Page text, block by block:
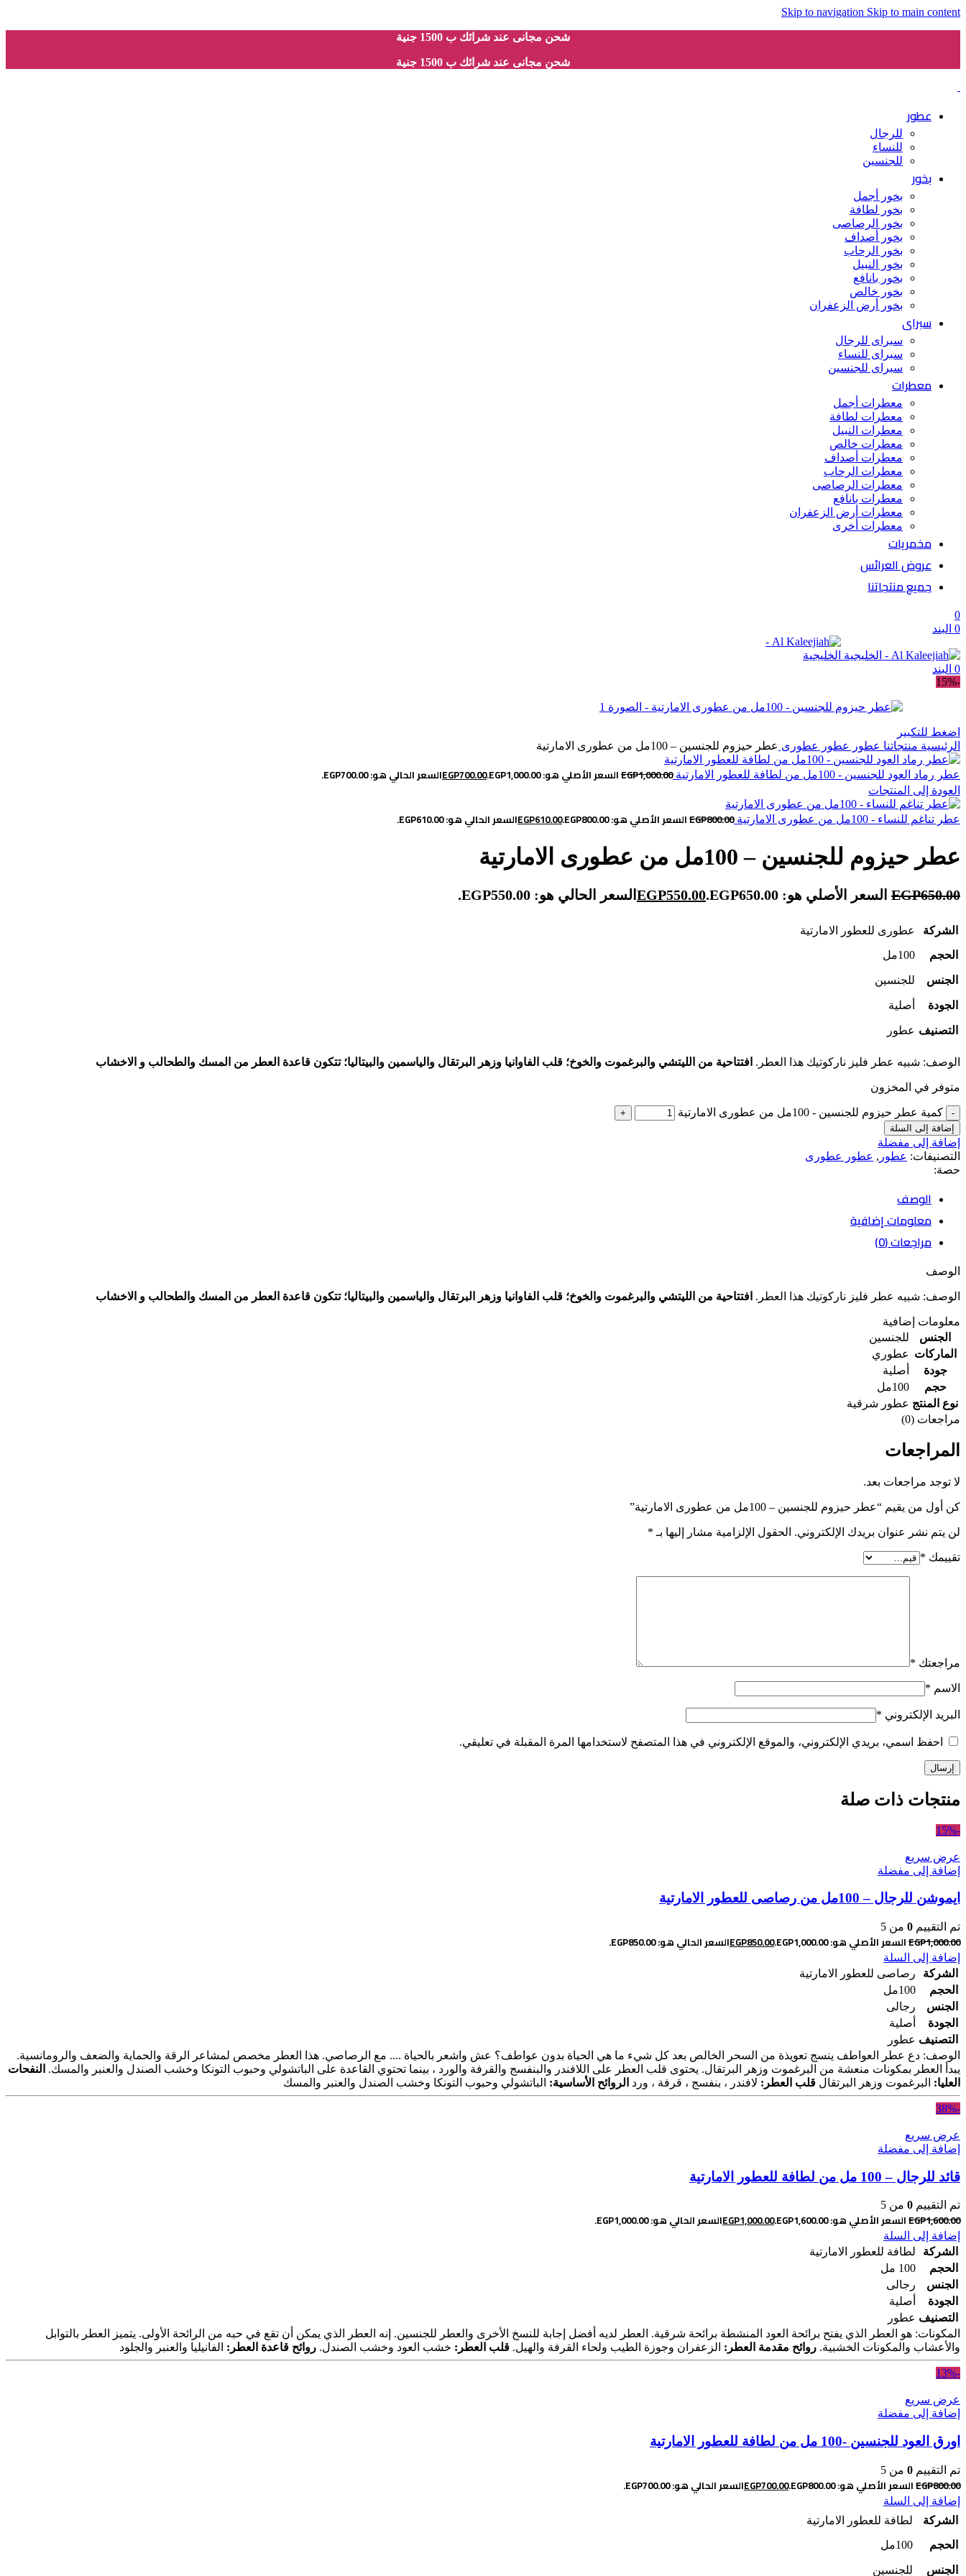
Skip to navigation Skip to main content
شحن مجانى عند شرائك ب 1500 جنية
شحن مجانى عند شرائك ب 1500 جنية
عطور
للرجال
للنساء
للجنسين
بخور
بخور أجمل
بخور لطافة
بخور الرصاصى
بخور أصداف
بخور الرحاب
بخور النبيل
بخور بانافع
بخور خالص
بخور أرض الزعفران
سبراى
سبراى للرجال
سبراى للنساء
سبراى للجنسين
معطرات
معطرات أجمل
معطرات لطافة
معطرات النبيل
معطرات خالص
معطرات أصداف
معطرات الرحاب
معطرات الرصاصى
معطرات بانافع
معطرات أرض الزعفران
معطرات أخرى
مخمريات
عروض العرائس
جميع منتجاتنا
0
0 البند
0 البند
-15%
اضغط للتكبير
الرئيسية منتجاتنا عطور عطور عطورى عطر حيزوم للجنسين – 100مل من عطورى الامارتية
عطر رماد العود للجنسين - 100مل من لطافة للعطور الامارتية EGP1,000.00 السعر الأصلي هو: EGP1,000.00. EGP700.00 السعر الحالي هو: EGP700.00.
العودة إلى المنتجات
عطر تناغم للنساء - 100مل من عطورى الامارتية EGP800.00 السعر الأصلي هو: EGP800.00. EGP610.00 السعر الحالي هو: EGP610.00.
عطر حيزوم للجنسين – 100مل من عطورى الامارتية
EGP650.00 السعر الأصلي هو: EGP650.00. EGP550.00 السعر الحالي هو: EGP550.00.
الشركة
عطورى للعطور الامارتية
الحجم
100مل
الجنس للجنسين
الجودة أصلية
التصنيف عطور
الوصف: شبيه عطر فليز ناركوتيك هذا العطر. افتتاحية من الليتشي والبرغموت والخوخ؛ قلب الفاوانيا وزهر البرتقال والياسمين والبيتاليا؛ تتكون قاعدة العطر من المسك والطحالب و الاخشاب
متوفر في المخزون
كمية عطر حيزوم للجنسين - 100مل من عطورى الامارتية
إضافة إلى السلة
إضافة إلى مفضلة
التصنيفات: عطور , عطور عطورى
حصة:
الوصف
معلومات إضافية
مراجعات (0)
الوصف
الوصف: شبيه عطر فليز ناركوتيك هذا العطر. افتتاحية من الليتشي والبرغموت والخوخ؛ قلب الفاوانيا وزهر البرتقال والياسمين والبيتاليا؛ تتكون قاعدة العطر من المسك والطحالب و الاخشاب
معلومات إضافية
الجنس
للجنسين
الماركات عطوري
جودة
أصلية
حجم
100مل
نوع المنتج عطور شرقية
مراجعات (0)
المراجعات
لا توجد مراجعات بعد.
كن أول من يقيم “عطر حيزوم للجنسين – 100مل من عطورى الامارتية”
لن يتم نشر عنوان بريدك الإلكتروني. الحقول الإلزامية مشار إليها بـ *
تقييمك *
مراجعتك *
الاسم *
البريد الإلكتروني *
احفظ اسمي، بريدي الإلكتروني، والموقع الإلكتروني في هذا المتصفح لاستخدامها المرة المقبلة في تعليقي.
منتجات ذات صلة
-15%
عرض سريع
إضافة إلى مفضلة
ايموشن للرجال – 100مل من رصاصى للعطور الامارتية
تم التقييم 0 من 5
EGP1,000.00 السعر الأصلي هو: EGP1,000.00. EGP850.00 السعر الحالي هو: EGP850.00.
إضافة إلى السلة
الشركة
رصاصى للعطور الامارتية
الحجم
100مل
الجنس
رجالى
الجودة
أصلية
التصنيف عطور
الوصف: دع عطر العواطف ينسج تعويذة من السحر الخالص بعد كل شيء ما هي الحياة بدون عواطف؟ عش واشعر بالحياة .... مع الرصاصي. هذا العطر مخصص لمشاعر الرقة والحماية والضعف والرومانسية.
يبدأ العطر بمكونات منعشة من البرغموت وزهر البرتقال. يحتوى قلب العطر على اللافندر والبنفسج والقرفة والورد ، بينما تحتوي القاعدة على الباتشولي وحبوب التونكا وخشب الصندل والعنبر والمسك. النفحات
العليا: البرغموت وزهر البرتقال قلب العطر: لافندر ، بنفسج ، قرفة ، ورد الروائح الأساسية: الباتشولي وحبوب التونكا وخشب الصندل والعنبر والمسك
-38%
عرض سريع
إضافة إلى مفضلة
قائد للرجال – 100 مل من لطافة للعطور الامارتية
تم التقييم 0 من 5
EGP1,600.00 السعر الأصلي هو: EGP1,600.00. EGP1,000.00 السعر الحالي هو: EGP1,000.00.
إضافة إلى السلة
الشركة
لطافة للعطور الامارتية
الحجم
100 مل
الجنس
رجالى
الجودة
أصلية
التصنيف عطور
المكونات: هو العطر الذي يفتح برائحة العود المنشطة برائحة شرقية. العطر لديه أفضل إجابة للنسخ الأخرى والعطر للجنسين. إنه العطر الذي يمكن أن تقع في حبه من الرائحة الأولى. يتميز العطر بالتوابل
والأعشاب والمكونات الخشبية. روائح مقدمة العطر: الزعفران وجوزة الطيب ولحاء القرفة والهيل. قلب العطر: خشب العود وخشب الصندل. روائح قاعدة العطر: الفانيليا والعنبر والجلود
-13%
عرض سريع
إضافة إلى مفضلة
اورق العود للجنسين -100 مل من لطافة للعطور الامارتية
تم التقييم 0 من 5
EGP800.00 السعر الأصلي هو: EGP800.00. EGP700.00 السعر الحالي هو: EGP700.00.
إضافة إلى السلة
الشركة
لطافة للعطور الامارتية
الحجم
100مل
الجنس للجنسين